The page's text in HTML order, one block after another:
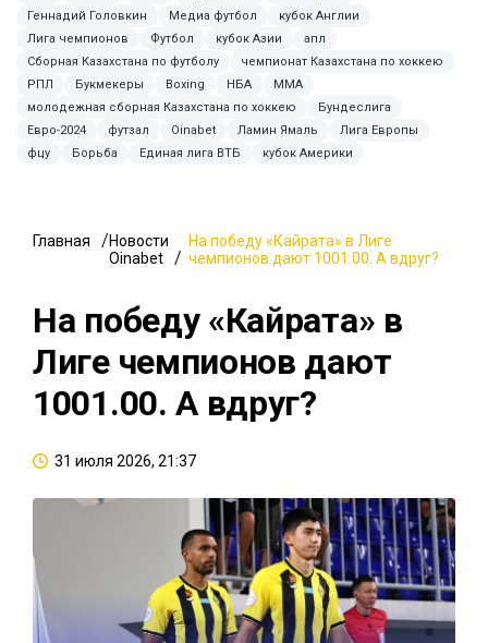
Геннадий Головкин
Медиа футбол
кубок Англии
Лига чемпионов
Футбол кубок Азии
апл
Сборная Казахстана по футболу
чемпионат Казахстана по хоккею
РПЛ
Букмекеры Boxing НБА
MMA
молодежная сборная Казахстана по хоккею
Бундеслига
Евро-2024
футзал Oinabet Ламин Ямаль
Лига Европы
фцу
Борьба Единая лига ВТБ кубок Америки
Главная
Новости
Oinabet
На победу «Кайрата» в Лиге
чемпионов дают 1001.00. А вдруг?
На победу «Кайрата» в
Лиге чемпионов дают
1001.00. А вдруг?
31 июля 2026, 21:37